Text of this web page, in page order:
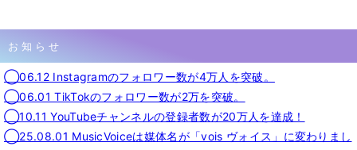
お知らせ
◯06.12 Instagramのフォロワー数が4万人を突破。
◯06.01 TikTokのフォロワー数が2万を突破。
◯10.11 YouTubeチャンネルの登録者数が20万人を達成！
◯25.08.01 MusicVoiceは媒体名が「vois ヴォイス」に変わりまし